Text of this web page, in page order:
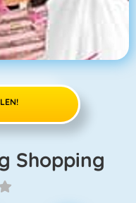
Shopping